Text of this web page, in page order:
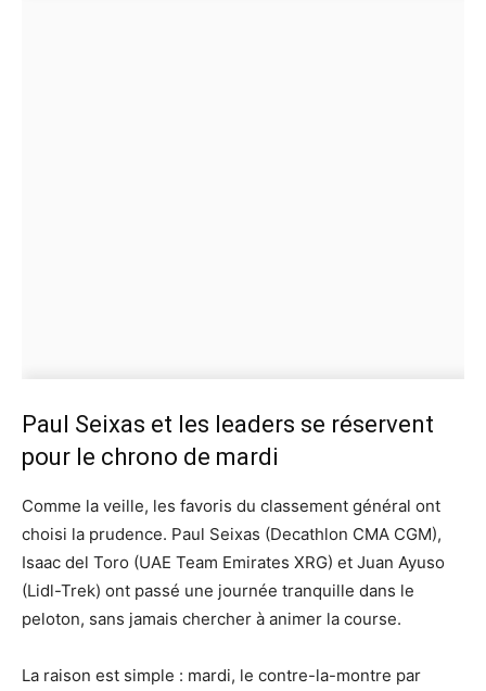
Paul Seixas et les leaders se réservent
pour le chrono de mardi
Comme la veille, les favoris du classement général ont
choisi la prudence. Paul Seixas (Decathlon CMA CGM),
Isaac del Toro (UAE Team Emirates XRG) et Juan Ayuso
(Lidl-Trek) ont passé une journée tranquille dans le
peloton, sans jamais chercher à animer la course.
La raison est simple : mardi, le contre-la-montre par